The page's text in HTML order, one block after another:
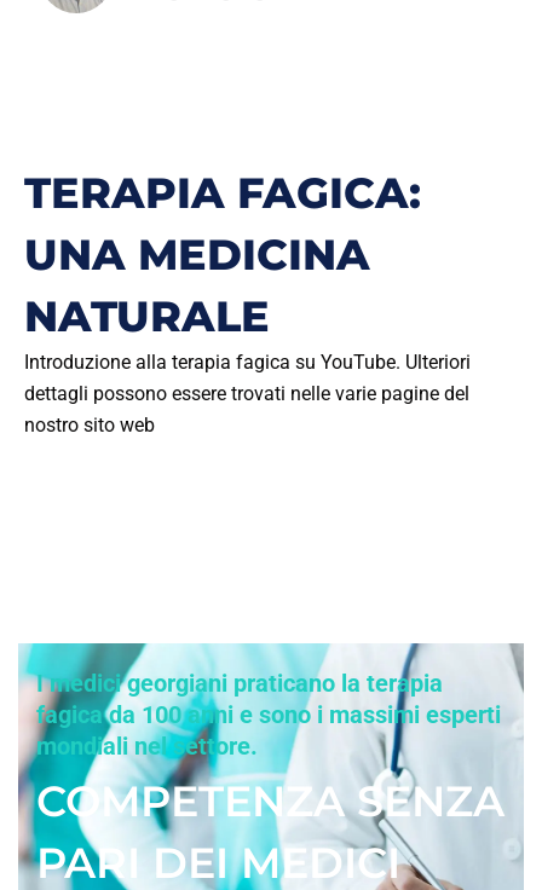
TERAPIA FAGICA:
UNA MEDICINA
NATURALE
Introduzione alla terapia fagica su YouTube. Ulteriori
dettagli possono essere trovati nelle varie pagine del
nostro sito web
I medici georgiani praticano la terapia
fagica da 100 anni e sono i massimi esperti
mondiali nel settore.
COMPETENZA SENZA
PARI DEI MEDICI